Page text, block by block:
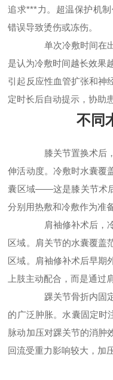
追求***力。超温保护机
错误导致烫伤或冻伤。
单次冷敷时间在出
是认为冷敷时间越长效果
引起反应性血管扩张和神
定时长后自动提示，协助
不同术
膝关节置换术后，
伸活动度。冷敷时水囊覆
囊区域——这是膝关节术
分别用热敷和冷敷作为准
肩袖修补术后，冷
区域。肩关节的水囊覆盖
区域。肩袖修补术后早期
上肢主动配合，而是通过
踝关节骨折内固定
的广泛肿胀。水囊固定时
脉动加压对踝关节的消肿
回流受重力影响较大，加